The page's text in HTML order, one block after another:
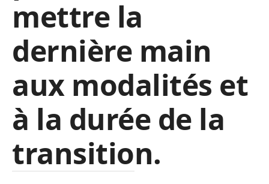
mettre la
dernière main
aux modalités et
à la durée de la
transition.